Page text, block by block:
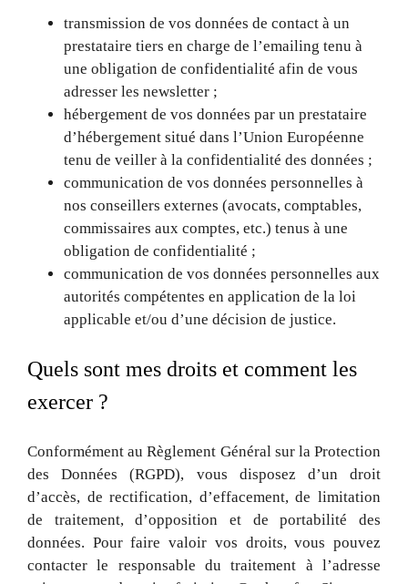
transmission de vos données de contact à un
prestataire tiers en charge de l’emailing tenu à
une obligation de confidentialité afin de vous
adresser les newsletter ;
hébergement de vos données par un prestataire
d’hébergement situé dans l’Union Européenne
tenu de veiller à la confidentialité des données ;
communication de vos données personnelles à
nos conseillers externes (avocats, comptables,
commissaires aux comptes, etc.) tenus à une
obligation de confidentialité ;
communication de vos données personnelles aux
autorités compétentes en application de la loi
applicable et/ou d’une décision de justice.
Quels sont mes droits et comment les
exercer ?
Conformément au Règlement Général sur la Protection
des Données (RGPD), vous disposez d’un droit
d’accès, de rectification, d’effacement, de limitation
de traitement, d’opposition et de portabilité des
données. Pour faire valoir vos droits, vous pouvez
contacter le responsable du traitement à l’adresse